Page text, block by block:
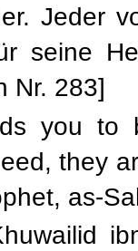
Jeder
seine
Nr. 283]
you to
they
as-